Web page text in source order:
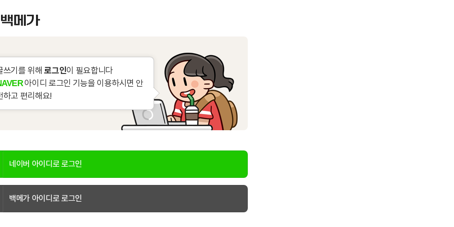
쓰기를 위해로그인이 필요합니다
아이디 로그인 기능을 이용하시면 안
하고 편리해요!
네이버 아이디로 로그인
백메가 아이디로 로그인